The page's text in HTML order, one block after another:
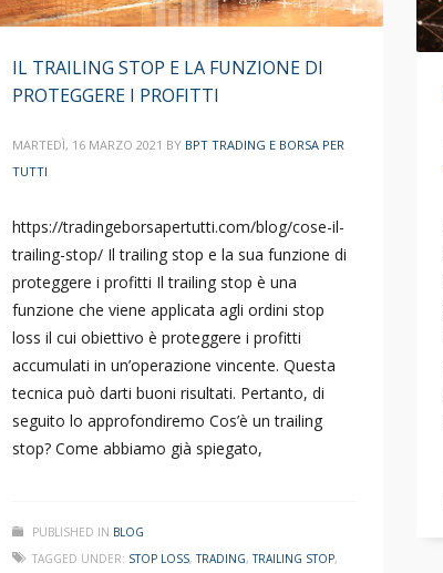
IL TRAILING STOP E LA FUNZIONE DI
PROTEGGERE I PROFITTI
MARTEDÌ, 16 MARZO 2021 BY BPT TRADING E BORSA PER
TUTTI
https://tradingeborsapertutti.com/blog/cose-il-
trailing-stop/ Il trailing stop e la sua funzione di
proteggere i profitti Il trailing stop è una
funzione che viene applicata agli ordini stop
loss il cui obiettivo è proteggere i profitti
accumulati in un’operazione vincente. Questa
tecnica può darti buoni risultati. Pertanto, di
seguito lo approfondiremo Cos’è un trailing
stop? Come abbiamo già spiegato,
PUBLISHED IN BLOG
TAGGED UNDER: STOP LOSS,TRADING,TRAILING STOP,